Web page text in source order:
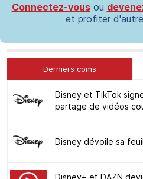
Connectez-vousou
et profiter
Derniers coms
Disney et TikTok
partage de vidéos
Disney dévoile sa
Disney+ et DAZN